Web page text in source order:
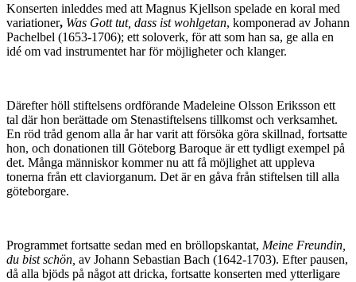
Konserten inleddes med att Magnus Kjellson spelade en koral med
variationer, Was Gott tut, dass ist wohlgetan, komponerad av Johann
Pachelbel (1653-1706); ett soloverk, för att som han sa, ge alla en
idé om vad instrumentet har för möjligheter och klanger.
Därefter höll stiftelsens ordförande Madeleine Olsson Eriksson ett
tal där hon berättade om Stenastiftelsens tillkomst och verksamhet.
En röd tråd genom alla år har varit att försöka göra skillnad, fortsatte
hon, och donationen till Göteborg Baroque är ett tydligt exempel på
det. Många människor kommer nu att få möjlighet att uppleva
tonerna från ett claviorganum. Det är en gåva från stiftelsen till alla
göteborgare.
Programmet fortsatte sedan med en bröllopskantat, Meine Freundin,
du bist schön, av Johann Sebastian Bach (1642-1703). Efter pausen,
då alla bjöds på något att dricka, fortsatte konserten med ytterligare